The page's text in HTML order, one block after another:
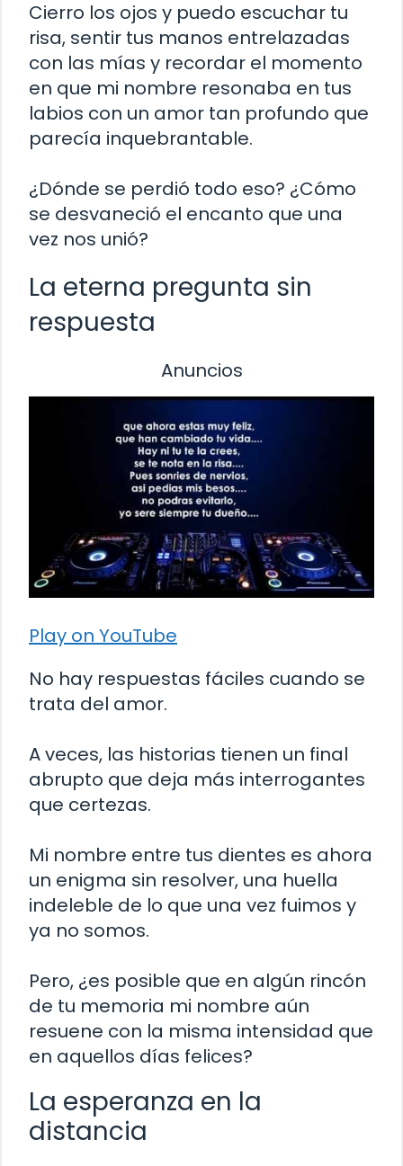
Cierro los ojos y puedo escuchar tu
risa, sentir tus manos entrelazadas
con las mías y recordar el momento
en que mi nombre resonaba en tus
labios con un amor tan profundo que
parecía inquebrantable.
¿Dónde se perdió todo eso? ¿Cómo
se desvaneció el encanto que una
vez nos unió?
La eterna pregunta sin
respuesta
Anuncios
Play on YouTube
No hay respuestas fáciles cuando se
trata del amor.
A veces, las historias tienen un final
abrupto que deja más interrogantes
que certezas.
Mi nombre entre tus dientes es ahora
un enigma sin resolver, una huella
indeleble de lo que una vez fuimos y
ya no somos.
Pero, ¿es posible que en algún rincón
de tu memoria mi nombre aún
resuene con la misma intensidad que
en aquellos días felices?
La esperanza en la
distancia